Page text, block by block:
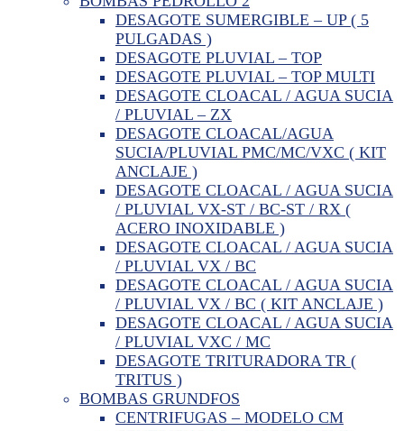
DESAGOTE SUMERGIBLE – UP ( 5
PULGADAS )
DESAGOTE PLUVIAL – TOP
DESAGOTE PLUVIAL – TOP MULTI
DESAGOTE CLOACAL / AGUA SUCIA
/ PLUVIAL – ZX
DESAGOTE CLOACAL/AGUA
SUCIA/PLUVIAL PMC/MC/VXC ( KIT
ANCLAJE )
DESAGOTE CLOACAL / AGUA SUCIA
/ PLUVIAL VX-ST / BC-ST / RX (
ACERO INOXIDABLE )
DESAGOTE CLOACAL / AGUA SUCIA
/ PLUVIAL VX / BC
DESAGOTE CLOACAL / AGUA SUCIA
/ PLUVIAL VX / BC ( KIT ANCLAJE )
DESAGOTE CLOACAL / AGUA SUCIA
/ PLUVIAL VXC / MC
DESAGOTE TRITURADORA TR (
TRITUS )
BOMBAS GRUNDFOS
CENTRIFUGAS – MODELO CM